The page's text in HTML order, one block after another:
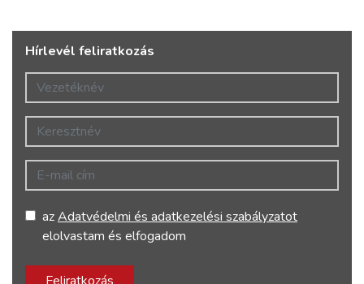
Hírlevél feliratkozás
Vezetéknév
Keresztnév
E-mail cím
azAdatvédelmi és adatkezelési szabályzatot
elolvastam és elfogadom